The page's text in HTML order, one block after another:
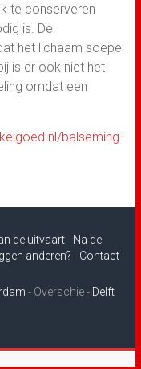
te conserveren
is. De
het lichaam soepel
is er ook niet het
omdat een
balseming-
de uitvaart- Na de
anderen? - Contact
- Overschie - Delft